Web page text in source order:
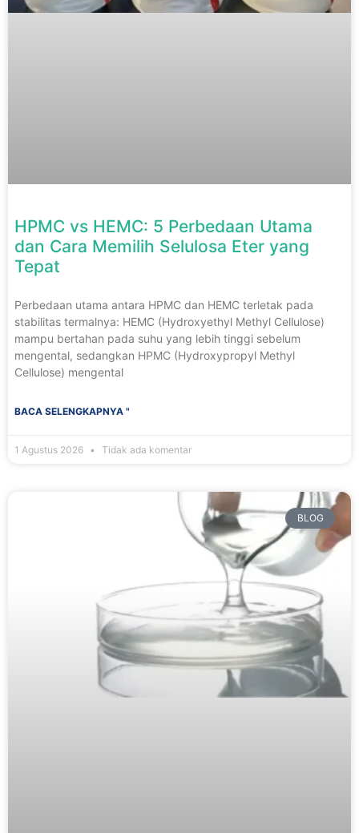
HPMC vs HEMC: 5 Perbedaan Utama
dan Cara Memilih Selulosa Eter yang
Tepat
Perbedaan utama antara HPMC dan HEMC terletak pada
stabilitas termalnya: HEMC (Hydroxyethyl Methyl Cellulose)
mampu bertahan pada suhu yang lebih tinggi sebelum
mengental, sedangkan HPMC (Hydroxypropyl Methyl
Cellulose) mengental
BACA SELENGKAPNYA "
1 Agustus 2026 Tidak ada komentar
BLOG